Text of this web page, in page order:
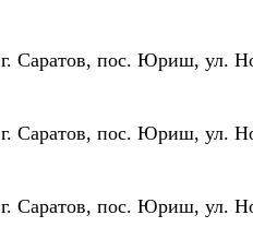
г. Саратов, пос. Юриш, ул.
г. Саратов, пос. Юриш, ул.
г. Саратов, пос. Юриш, ул.